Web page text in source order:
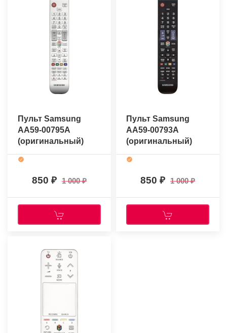
Пульт Samsung
AA59-00795A
(оригинальный)
850 1 000
Пульт Samsung
AA59-00793A
(оригинальный)
850 1 000